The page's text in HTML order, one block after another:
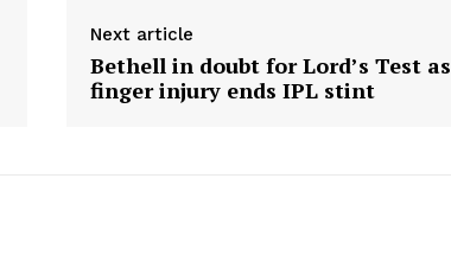
Next article
Bethell in doubt for Lord’s Test as
finger injury ends IPL stint